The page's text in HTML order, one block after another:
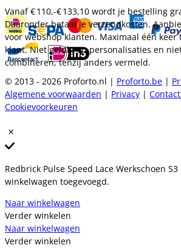
Vanaf€ 110,-€ 133,10 wordt je bestelling
Daaronder betaal je verzendkosten.
voor webshop klanten. Maximaal één
klant. Niet geldig op personalisaties en
combineren, tenzij anders vermeld.
© 2013 - 2026 Proforto.nl | Proforto.be |
Algemene voorwaarden | Privacy |
Cookievoorkeuren
Redbrick Pulse Speed Lace Werkschoen
winkelwagen toegevoegd.
Naar winkelwagen
Verder winkelen
Naar winkelwagen
Verder winkelen